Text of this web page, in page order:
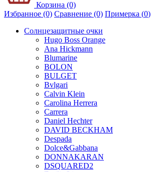
Корзина (0)
Избранное (0) Сравнение (0) Примерка (0)
Солнцезащитные очки
Hugo Boss Orange
Ana Hickmann
Blumarine
BOLON
BULGET
Bvlgari
Calvin Klein
Carolina Herrera
Carrera
Daniel Hechter
DAVID BECKHAM
Despada
Dolce&Gabbana
DONNAKARAN
DSQUARED2